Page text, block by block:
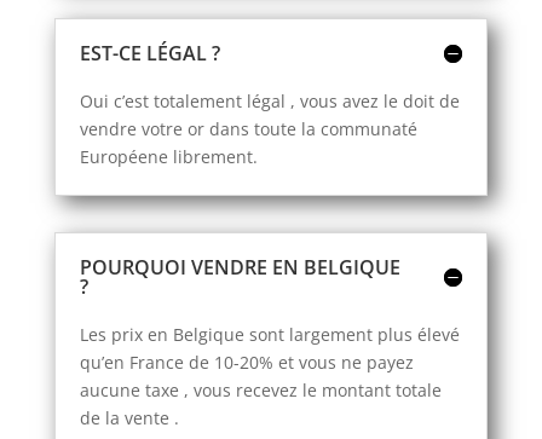
EST-CE LÉGAL ?
Oui c’est totalement légal , vous avez le doit de
vendre votre or dans toute la communaté
Européene librement.
POURQUOI VENDRE EN BELGIQUE
?
Les prix en Belgique sont largement plus élevé
qu’en France de 10-20% et vous ne payez
aucune taxe , vous recevez le montant totale
de la vente .